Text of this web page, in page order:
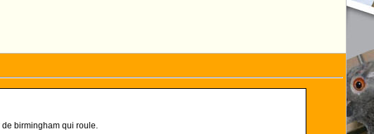
birmingham qui roule.